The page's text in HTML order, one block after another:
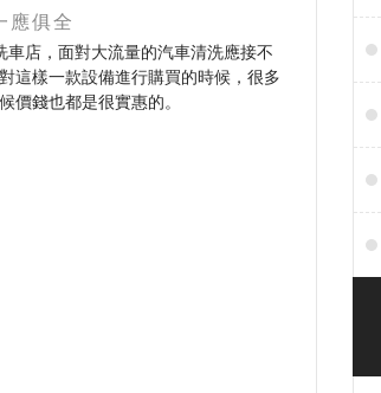
應俱全
，面對大流量的汽車清洗應接不
這樣一款設備進行購買的時候，很多
錢也都是很實惠的。